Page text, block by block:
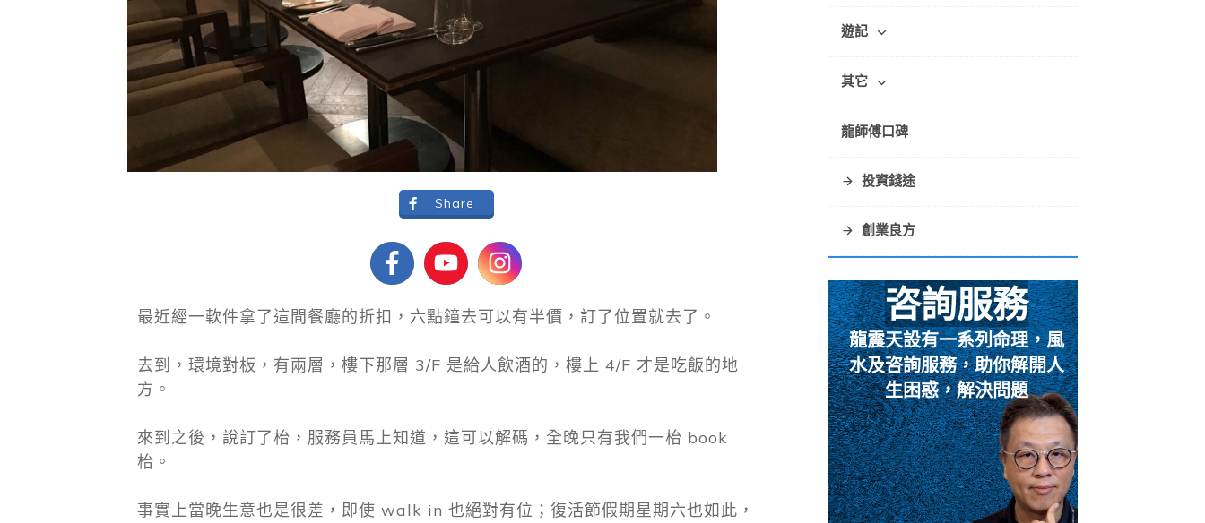
Share
最近經一軟件拿了這間餐廳的折扣，六點鐘去可以有半價，訂了位置就去了。
去到，環境對板，有兩層，樓下那層 3/F 是給人飲酒的，樓上 4/F 才是吃飯的地
方。
來到之後，說訂了枱，服務員馬上知道，這可以解碼，全晚只有我們一枱 book
枱。
事實上當晚生意也是很差，即使 walk in 也絕對有位；復活節假期星期六也如此，
遊記
其它
龍師傅口碑
投資錢途
創業良方
咨詢服務
龍震天設有一系列命理，風
水及咨詢服務，助你解開人
生困惑，解決問題